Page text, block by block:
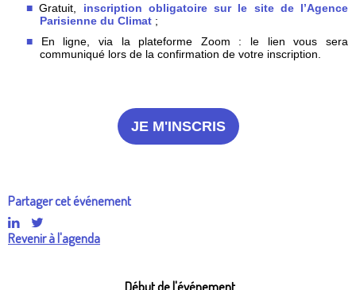
Gratuit, inscription obligatoire sur le site de l’Agence
Parisienne du Climat ;
En ligne, via la plateforme Zoom : le lien vous sera
communiqué lors de la confirmation de votre inscription.
JE M'INSCRIS
Partager cet événement
Revenir à l'agenda
Début de l'événement